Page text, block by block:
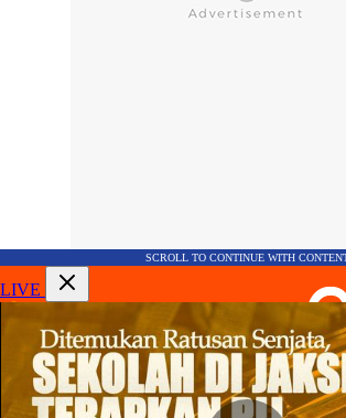
SCROLL TO CONTINUE WITH
LIVE